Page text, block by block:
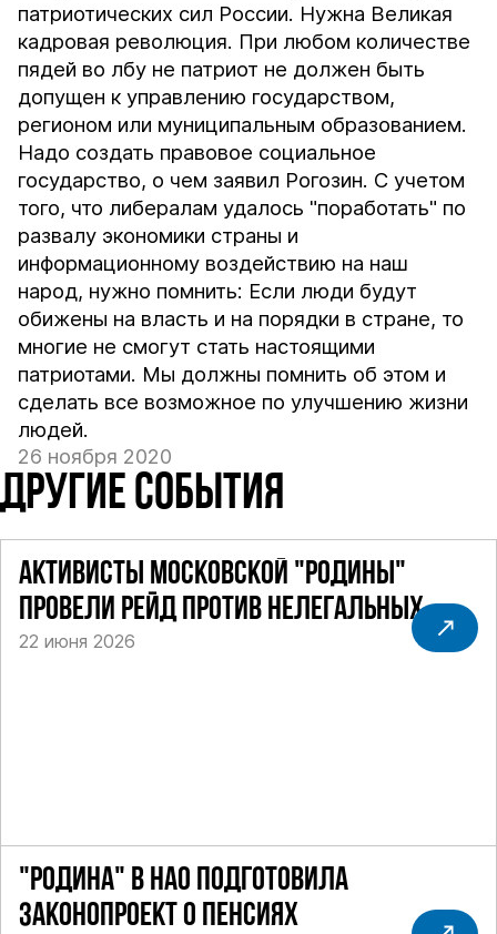
патриотических сил России. Нужна Великая
кадровая революция. При любом количестве
пядей во лбу не патриот не должен быть
допущен к управлению государством,
регионом или муниципальным образованием.
Надо создать правовое социальное
государство, о чем заявил Рогозин. С учетом
того, что либералам удалось "поработать" по
развалу экономики страны и
информационному воздействию на наш
народ, нужно помнить: Если люди будут
обижены на власть и на порядки в стране, то
многие не смогут стать настоящими
патриотами. Мы должны помнить об этом и
сделать все возможное по улучшению жизни
людей.
26 ноября 2020
ДРУГИЕ СОБЫТИЯ
АКТИВИСТЫ МОСКОВСКОЙ "РОДИНЫ"
ПРОВЕЛИ РЕЙД ПРОТИВ НЕЛЕГАЛЬНЫХ
ТАКСИ
22 июня 2026
"РОДИНА" В НАО ПОДГОТОВИЛА
ЗАКОНОПРОЕКТ О ПЕНСИЯХ